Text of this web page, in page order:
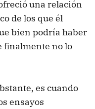
una relación
de los que él
bien podría haber
finalmente no lo
es cuando
ensayos